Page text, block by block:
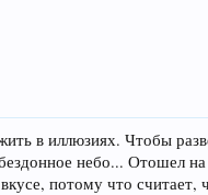
в иллюзиях. Чтобы
небо... Отошел
потому что